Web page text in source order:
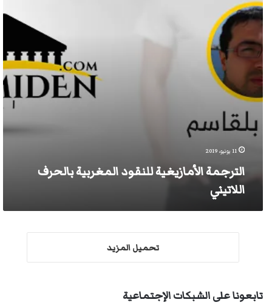
اللاتيني
11 يونيو، 2019
الترجمة الأمازيغية للنقود المغربية بالحرف
اللاتيني
تحميل المزيد
تابعونا على الشبكات الإجتماعية